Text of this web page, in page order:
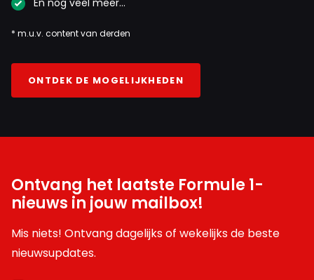
En nog veel meer…
* m.u.v. content van derden
ONTDEK DE MOGELIJKHEDEN
Ontvang het laatste Formule 1-
nieuws in jouw mailbox!
Mis niets! Ontvang dagelijks of wekelijks de beste
nieuwsupdates.